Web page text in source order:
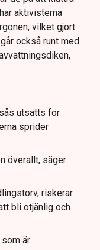
aktivisterna
vilket gjort
också runt med
utsätts för
sprider
överallt, säger
riskerar
bli otjänlig och
är